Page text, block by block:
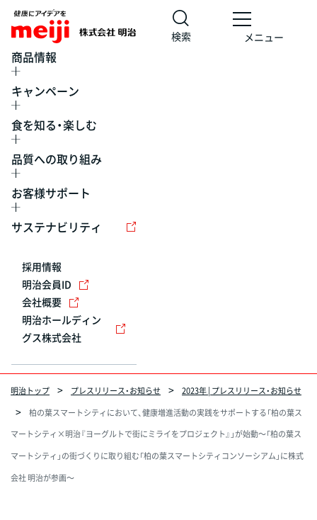
検索 メニュー
商品情報
キャンペーン
食を知る・楽しむ
品質への取り組み
お客様サポート
サステナビリティ
採用情報
明治会員ID
会社概要
明治ホールディン
グス株式会社
明治トップ プレスリリース・お知らせ
2023年 | プレスリリース・お知らせ
柏の葉スマートシティにおいて、健康増進活動の実践をサポートする「柏の葉ス
マートシティ×明治『ヨーグルトで街にミライをプロジェクト』」が始動～「柏の葉ス
マートシティ」の街づくりに取り組む「柏の葉スマートシティコンソーシアム」に株式
会社 明治が参画～